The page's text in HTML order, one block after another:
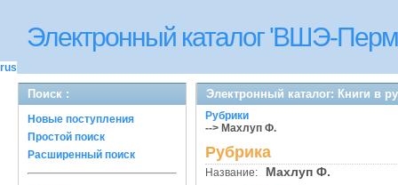
Электронный каталог 'ВШЭ-
rus
Поиск :
Новые поступления
Простой поиск
Расширенный поиск
Электронный каталог: Книги в
Рубрики
--> Махлуп Ф.
Рубрика
Название: Махлуп Ф.